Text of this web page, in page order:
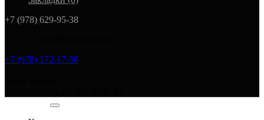
+7 (978) 629-95-38
+7 (978) 172-17-56